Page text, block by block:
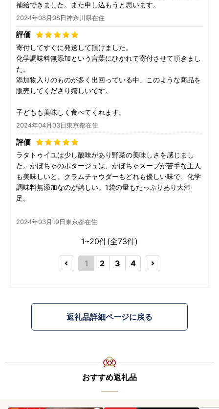
補給できました。また申し込もうと思います。
2024年08月08日神奈川県在住
寄付してすぐに発送して頂けました。
化学調味料無添加という言葉にひかれて寄付させて頂きまし
た。
添加物入りのものが多く出回っている中、このような商品を
販売してくださり嬉しいです。
子どもも美味しく食べてくれます。
2024年04月03日東京都在住
ラタトゥイユは少し酸味があり野菜の美味しさを感じまし
た。かぼちゃのポタージュは、かぼちゃスープが苦手な主人
も美味しいと。クラムチャウダーもどれも優しい味で、化学
調味料無添加なのが嬉しい。1袋の量もたっぷりあり大満
足。
2024年03月19日東京都在住
1~20件(全73件)
1 2 3 4
返礼品詳細ページに戻る
おすすめ返礼品